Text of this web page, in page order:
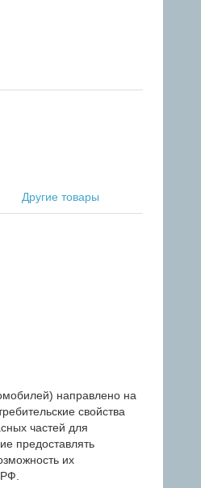
Другие товары
направлено на
свойства
частей для
предоставлять
их